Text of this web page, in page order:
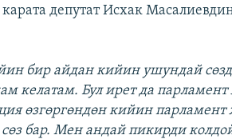
депутат Исхак
бир айдан кийин ушундай
келатам. Бул ирет да
өзгөргөндөн кийин
бар. Мен андай пикирди